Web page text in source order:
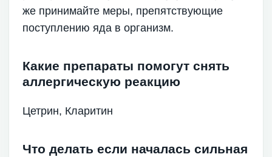
же принимайте меры, препятствующие
поступлению яда в организм.
Какие препараты помогут снять
аллергическую реакцию
Цетрин, Кларитин
Что делать если началась сильная